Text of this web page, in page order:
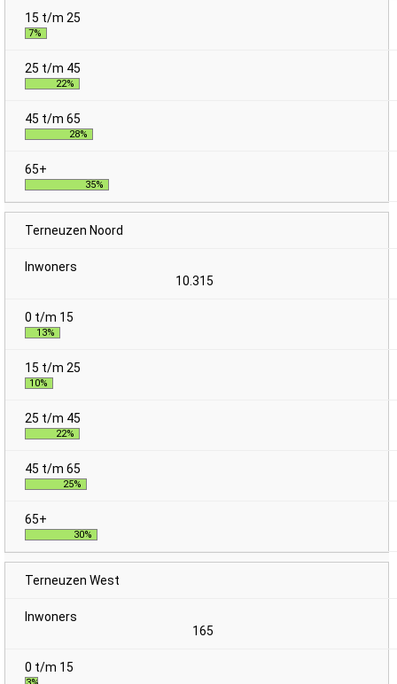
7%
22%
28%
35%
Terneuzen Noord
10.315
13%
10%
22%
25%
30%
Terneuzen West
165